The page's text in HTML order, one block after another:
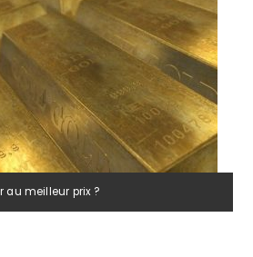
au meilleur prix ?